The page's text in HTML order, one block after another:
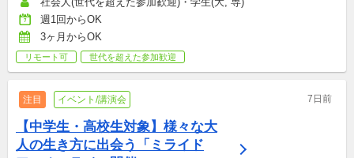
週1回からOK
3ヶ月からOK
リモート可 世代を超えた参加歓迎
注目 イベント/講演会 7日前
【中学生・高校生対象】様々な大
人の生き方に出会う「ミライド